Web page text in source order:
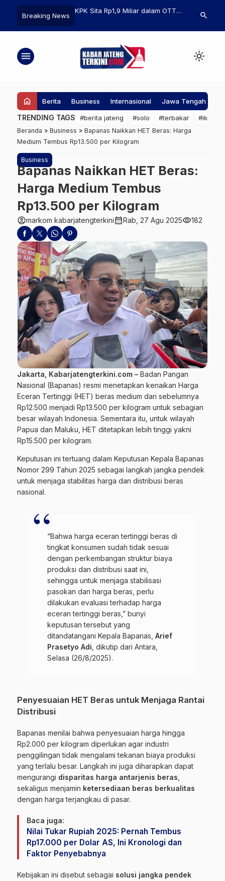
Breaking News
Enim Edison, Ini
Buktinya
UU Polri Disahkan Hari Ini, Masa
Diperpanjang Sesuai Kebutuhan
Warga
Udang
search
menu light_mode
home Berita Business Internasional Jawa Tengah
TRENDING TAGS #berita jateng #solo #terbakar #ikn
Beranda » Business » Bapanas Naikkan HET Beras: Harga
Medium Tembus Rp13.500 per Kilogram
Business
Bapanas Naikkan HET Beras:
Harga Medium Tembus
Rp13.500 per Kilogram
account_circlemarkom kabarjatengterkinicalendar_monthRab, 27 Agu 2025visibility182
Jakarta, Kabarjatengterkini.com – Badan Pangan
Nasional (Bapanas) resmi menetapkan kenaikan Harga
Eceran Tertinggi (HET) beras medium dari sebelumnya
Rp12.500 menjadi Rp13.500 per kilogram untuk sebagian
besar wilayah Indonesia. Sementara itu, untuk wilayah
Papua dan Maluku, HET ditetapkan lebih tinggi yakni
Rp15.500 per kilogram.
Keputusan ini tertuang dalam Keputusan Kepala Bapanas
Nomor 299 Tahun 2025 sebagai langkah jangka pendek
untuk menjaga stabilitas harga dan distribusi beras
nasional.
“Bahwa harga eceran tertinggi beras di
tingkat konsumen sudah tidak sesuai
dengan perkembangan struktur biaya
produksi dan distribusi saat ini,
sehingga untuk menjaga stabilisasi
pasokan dan harga beras, perlu
dilakukan evaluasi terhadap harga
eceran tertinggi beras,” bunyi
keputusan tersebut yang
ditandatangani Kepala Bapanas, Arief
Prasetyo Adi , dikutip dari Antara,
Selasa (26/8/2025).
Penyesuaian HET Beras untuk Menjaga Rantai
Distribusi
Bapanas menilai bahwa penyesuaian harga hingga
Rp2.000 per kilogram diperlukan agar industri
penggilingan tidak mengalami tekanan biaya produksi
yang terlalu besar. Langkah ini juga diharapkan dapat
mengurangi disparitas harga antarjenis beras
sekaligus menjamin ketersediaan beras berkualitas
dengan harga terjangkau di pasar.
Baca juga:
Nilai Tukar Rupiah 2025: Pernah Tembus
Rp17.000 per Dolar AS, Ini Kronologi dan
Faktor Penyebabnya
Kebijakan ini disebut sebagai solusi jangka pendek